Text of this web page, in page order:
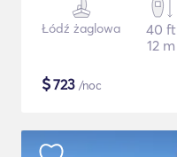
Łódź żaglowa
40 ft
12 m
$723 /noc